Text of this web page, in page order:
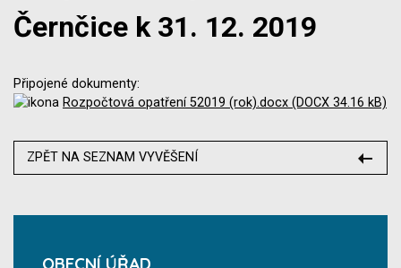
Černčice k 31. 12. 2019
Připojené dokumenty:
Rozpočtová opatření 52019 (rok).docx (DOCX 34.16 kB)
ZPĚT NA SEZNAM VYVĚŠENÍ
OBECNÍ ÚŘAD